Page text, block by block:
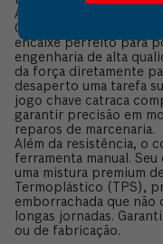
A Chave Catraca com
Cromo-Vanádio,
encaixe perfeito para
engenharia de alta
da força diretamente
desaperto uma tarefa
jogo chave catraca
garantir precisão em
reparos de marcenaria.
Além da resistência, o
ferramenta manual.
uma mistura premium
Termoplástico (TPS),
emborrachada que não
longas jornadas.
ou de fabricação.